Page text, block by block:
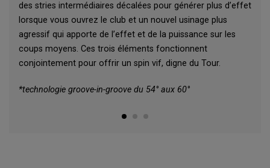
des stries intermédiaires décalées pour générer plus d’effet
lorsque vous ouvrez le club et un nouvel usinage plus
agressif qui apporte de l’effet et de la puissance sur les
coups moyens. Ces trois éléments fonctionnent
conjointement pour offrir un spin vif, digne du Tour.
*technologie groove-in-groove du 54° aux 60°